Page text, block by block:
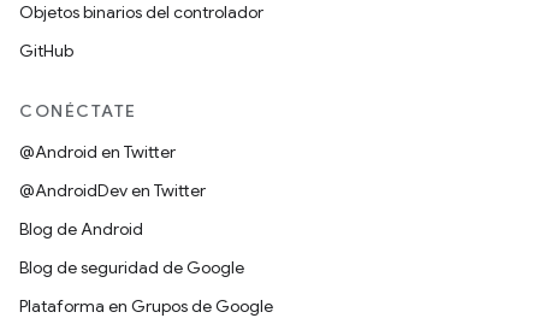
Objetos binarios del controlador
GitHub
CONÉCTATE
@Android en Twitter
@AndroidDev en Twitter
Blog de Android
Blog de seguridad de Google
Plataforma en Grupos de Google